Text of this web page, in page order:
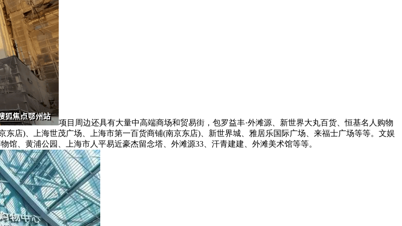
项目周边还具有大量中高端商场和贸易街，包罗益丰·外滩源、新世界大丸百货、恒基名人购物
东店)、上海世茂广场、上海市第一百货商铺(南京东店)、新世界城、雅居乐国际广场、来福士广场等等。文娱
、黄浦公园、上海市人平易近豪杰留念塔、外滩源33、汗青建建、外滩美术馆等等。